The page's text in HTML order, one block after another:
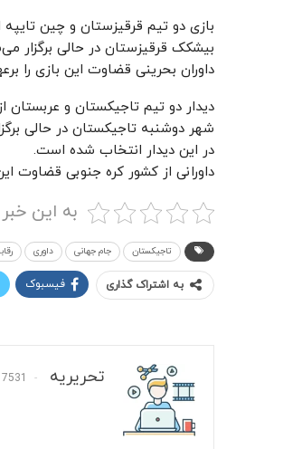
بیشکک قرقیزستان در حالی برگزار
داوران بحرینی قضاوت این بازی را
شهر دوشنبه تاجیکستان در حالی
در این دیدار انتخاب شده است.
داورانی از کشور کره جنوبی قضاوت
به این
تاجیکستان جام جهانی داوری
به اشتراک گذاری فیسبوک
تحریریه 7531 پست